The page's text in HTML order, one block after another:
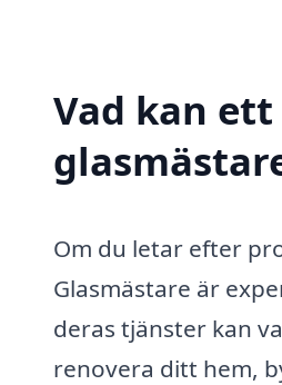
Vad kan
Om du letar efter
Glasmästare är
deras tjänster kan
renovera ditt hem,